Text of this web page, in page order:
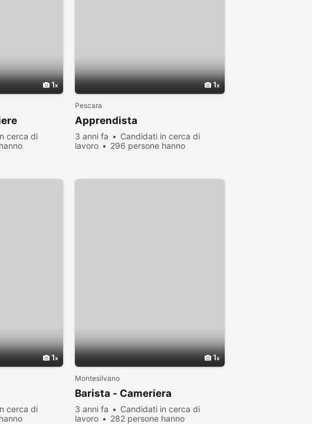
1
cerca di
1
Pescara
Apprendista
3 anni fa
Candidati in cerca di
lavoro
296 persone hanno
1
cerca di
1
Montesilvano
Barista - Cameriera
3 anni fa
Candidati in cerca di
lavoro
282 persone hanno